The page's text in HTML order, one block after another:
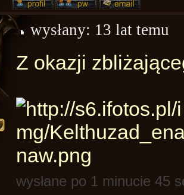
wysłany: 13 lat temu
Z okazji
wysłane po 1 minucie 45